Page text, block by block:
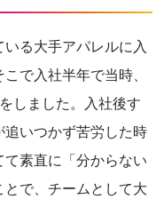
る大手アパレルに入
で入社半年で当時、
しました。入社後す
追いつかず苦労した時
素直に「分からない
で、チームとして大